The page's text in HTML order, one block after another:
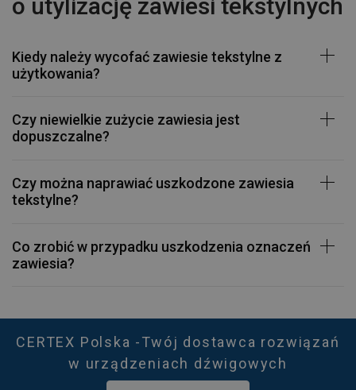
o utylizację zawiesi tekstylnych
Kiedy należy wycofać zawiesie tekstylne z
użytkowania?
Czy niewielkie zużycie zawiesia jest
dopuszczalne?
Czy można naprawiać uszkodzone zawiesia
tekstylne?
Co zrobić w przypadku uszkodzenia oznaczeń
zawiesia?
CERTEX Polska -Twój dostawca rozwiązań
w urządzeniach dźwigowych